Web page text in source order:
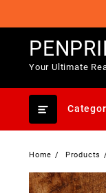
Your Ultimate
Home Products